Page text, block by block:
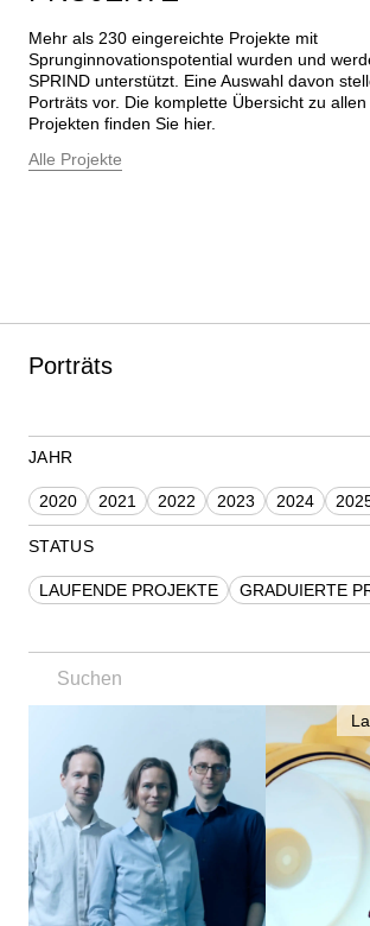
Mehr als 230 eingereichte Projekte mit
Sprunginnovationspotential wurden und
SPRIND unterstützt. Eine Auswahl davon
Porträts vor. Die komplette Übersicht zu allen
Projekten finden Sie hier.
Alle Projekte
Porträts
JAHR
2020 2021 2022 2023 2024
STATUS
LAUFENDE PROJEKTE GRADUIERTE